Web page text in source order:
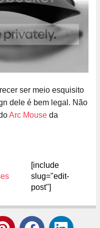
ser meio esquisito
dele é bem legal. Não
Arc Mouse da
[include
slug="edit-
post"]